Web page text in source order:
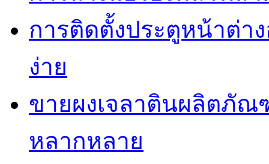
การติดตั้งประตูหน้าต่า
ง่าย
ขายผงเจลาตินผลิตภั
หลากหลาย